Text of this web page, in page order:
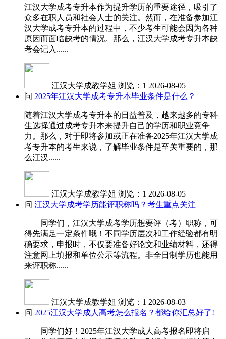
江汉大学成考专升本作为提升学历的重要途径，吸引了
众多在职人员和社会人士的关注。然而，在准备参加江
汉大学成考专升本的过程中，不少考生可能会因为各种
原因而面临缺考的情况。那么，江汉大学成考专升本缺
考会记入......
江汉大学成教学姐 浏览：1 2026-08-05
问 2025年江汉大学成考专升本毕业条件是什么？
随着江汉大学成考专升本的日益普及，越来越多的专科
生选择通过成考专升本来提升自己的学历和职业竞争
力。那么，对于即将参加或正在准备2025年江汉大学成
考专升本的考生来说，了解毕业条件是至关重要的，那
么江汉......
江汉大学成教学姐 浏览：1 2026-08-05
问 江汉大学成考学历能评职称吗？考生重点关注
同学们，江汉大学成考学历想要评（考）职称，可
得先满足一定条件哦！不同学历层次和工作经验都有明
确要求，申报时，不仅要准备好论文和业绩材料，还得
注意网上填报和单位公示等流程。非全日制学历也能用
来评职称......
江汉大学成教学姐 浏览：1 2026-08-03
问 2025江汉大学成人高考怎么报名？都给你汇总好了!
同学们好！2025年江汉大学成人高考报名即将启